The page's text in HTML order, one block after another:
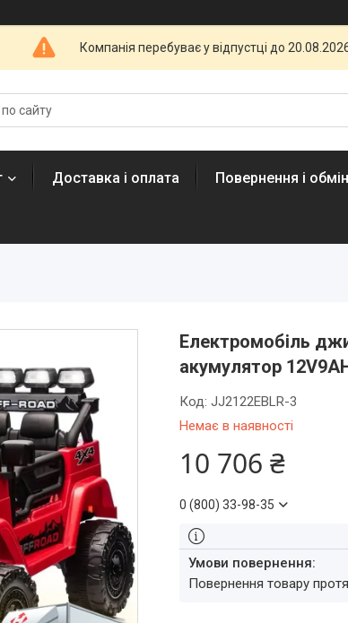
Компанія перебуває у відпустці до
Доставка і оплата Повернення і обмін
Електромобіль
акумулятор
Немає в наявності
Код: JJ2122EBLR-3
10 706 ₴
0 (800) 33-98-35
повернення товару